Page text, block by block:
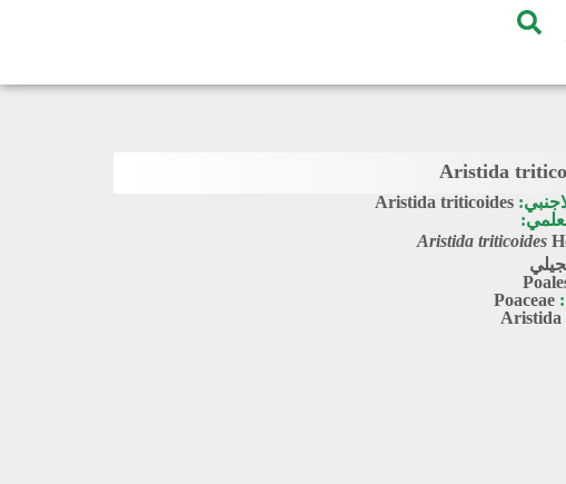
Aristida
Aristida triticoides
Aristida triticoides
Poaceae
Aristida